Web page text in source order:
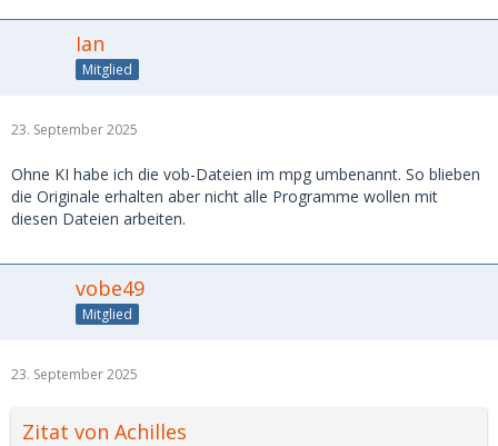
Ian
Mitglied
23. September 2025
Ohne KI habe ich die vob-Dateien im mpg umbenannt. So blieben
die Originale erhalten aber nicht alle Programme wollen mit
diesen Dateien arbeiten.
vobe49
Mitglied
23. September 2025
Zitat von Achilles